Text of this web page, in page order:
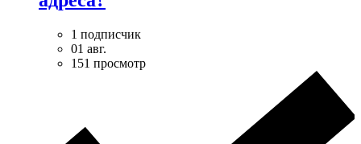
1 подписчик
01 авг.
151 просмотр